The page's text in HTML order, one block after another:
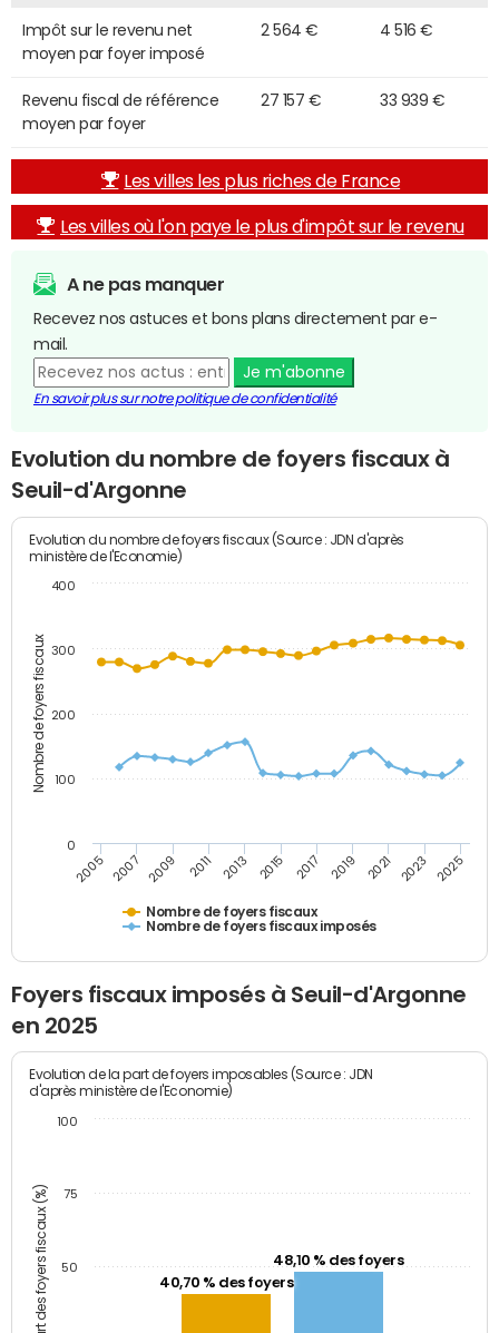
Impôt sur le revenu net
moyen par foyer imposé
2 564 € 4 516 €
Revenu fiscal de référence
moyen par foyer
27 157 € 33 939 €
Les villes les plus riches de France
Les villes où l'on paye le plus d'impôt sur le revenu
A ne pas manquer
Recevez nos astuces et bons plans directement par e-
mail.
Je m'abonne
En savoir plus sur notre politique de confidentialité
Evolution du nombre de foyers fiscaux à
Seuil-d'Argonne
Nombre de foyers fiscaux
Evolution du nombre de foyers fiscaux (Source : JDN d'après
ministère de l'Economie)
Nombre de foyers fiscaux
Nombre de foyers fiscaux imposés
2005 2007 2009 2011 2013 2015 2017 2019 2021 2023 2025
0
100
200
300
400
Foyers fiscaux imposés à Seuil-d'Argonne
en 2025
Part des foyers fiscaux (%)
Evolution de la part de foyers imposables (Source : JDN
d'après ministère de l'Economie)
40,70 % des foyers
48,10 % des foyers
50
75
100